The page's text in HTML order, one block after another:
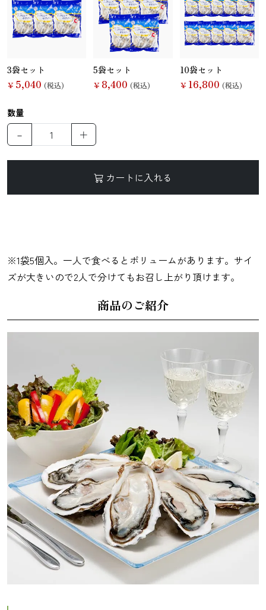
お麩 複数素材 醤油 お菓子
麺類
3袋セット
￥ 5,040 (税込)
5袋セット
￥ 8,400 (税込)
10袋セット
￥ 16,800 (税込)
数量
－ ＋
カートに入れる
※1袋5個入。一人で食べるとボリュームがあります。サイ
ズが大きいので2人で分けてもお召し上がり頂けます。
商品のご紹介